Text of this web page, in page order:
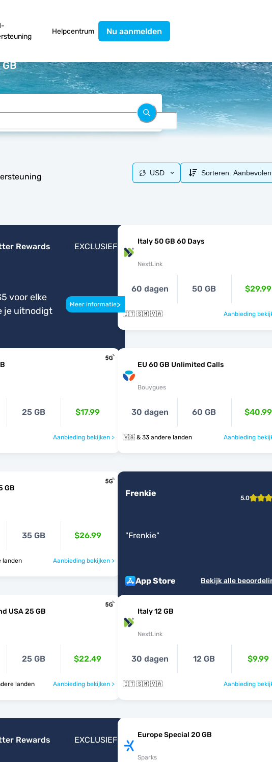
Helpcentrum Nu aanmelden
USD Sorteren: Aanbevolen
Rewards EXCLUSIEF
voor elke
je uitnodigt
Meer informatie>
Italy 50 GB 60 Days
NextLink
60 dagen 50 GB $29.99
🇮🇹 🇸🇲 🇻🇦 Aanbieding
25 GB $17.99
Aanbieding bekijken >
EU 60 GB Unlimited Calls
Bouygues
30 dagen 60 GB $40.99
🇻🇦 & 33 andere landen Aanbieding
GB
35 GB $26.99
landen Aanbieding bekijken >
Frenkie 5.0
"Frenkie"
App Store Bekijk alle
USA 25 GB
25 GB $22.49
andere landen Aanbieding bekijken >
Italy 12 GB
NextLink
30 dagen 12 GB $9.99
🇮🇹 🇸🇲 🇻🇦 Aanbieding
Rewards EXCLUSIEF
Europe Special 20 GB
Sparks